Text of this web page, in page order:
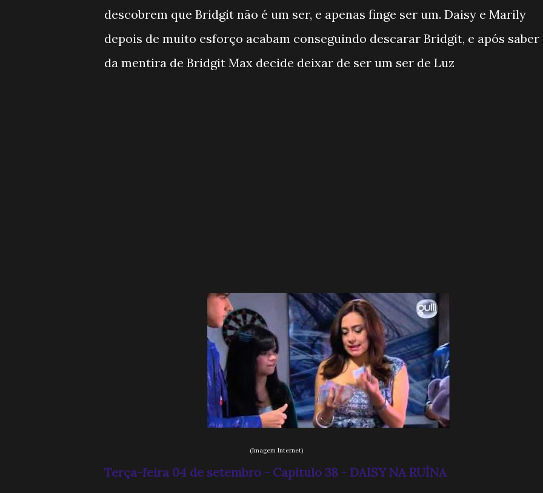
descobrem que Bridgit não é um ser, e apenas finge ser um. Daisy e Marily
depois de muito esforço acabam conseguindo descarar Bridgit, e após saber
da mentira de Bridgit Max decide deixar de ser um ser de Luz
(Imagem Internet)
Terça-feira 04 de setembro - Capitulo 38 - DAISY NA RUÍNA